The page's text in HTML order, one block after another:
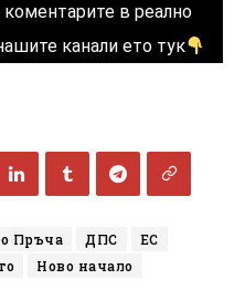
в реално
канали ето тук
Пръча ДПС
ЕС
Ново начало